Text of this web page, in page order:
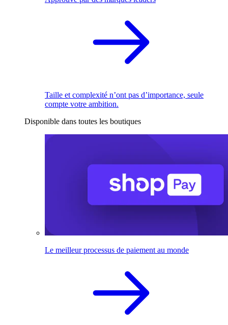
Taille et complexité n’ont pas d’importance, seule
compte votre ambition.
Disponible dans toutes les boutiques
Le meilleur processus de paiement au monde